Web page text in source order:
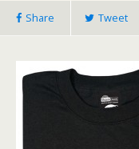
Share Tweet